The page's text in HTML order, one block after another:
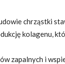
chrząstki
kolagenu,
zapalnych i